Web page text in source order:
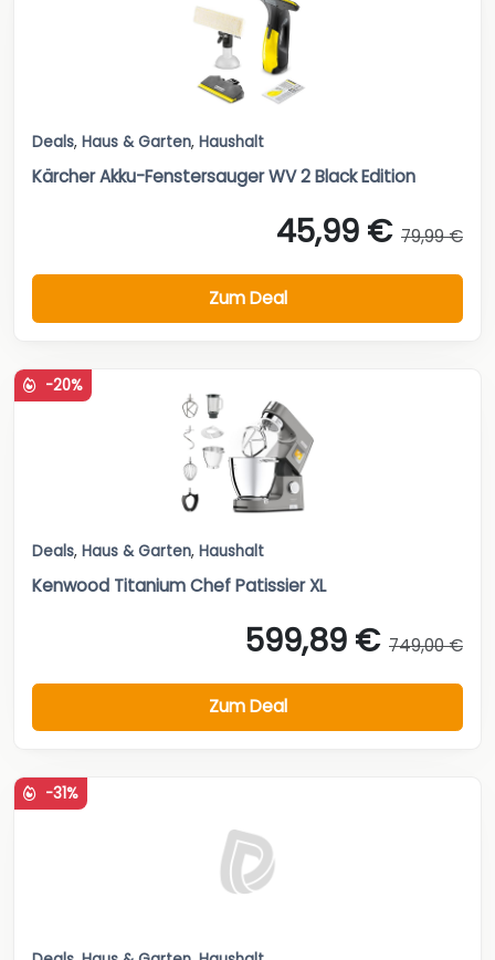
Deals, Haus & Garten, Haushalt
Kärcher Akku-Fenstersauger WV 2 Black Edition
45,99 € 79,99 €
Zum Deal
-20%
Deals, Haus & Garten, Haushalt
Kenwood Titanium Chef Patissier XL
599,89 € 749,00 €
Zum Deal
-31%